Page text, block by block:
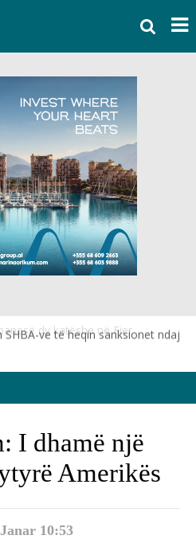
SHBA-ve të heqin sanksionet ndaj
I dhamë një
Amerikës
10:53